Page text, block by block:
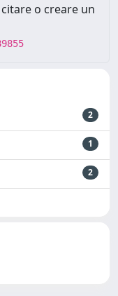
o creare un
2
1
2